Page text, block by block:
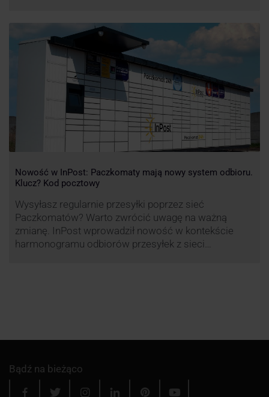
Nowość w InPost: Paczkomaty mają nowy system odbioru.
Klucz? Kod pocztowy
Wysyłasz regularnie przesyłki poprzez sieć
Paczkomatów? Warto zwrócić uwagę na ważną
zmianę. InPost wprowadził nowość w kontekście
harmonogramu odbiorów przesyłek z sieci
Bądź na bieżąco